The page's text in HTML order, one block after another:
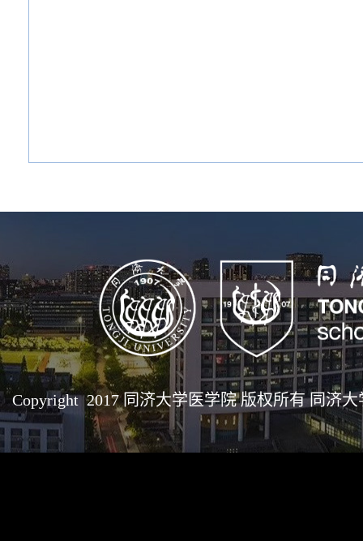
Copyright 2017 同济大学医学院 版权所有 同济